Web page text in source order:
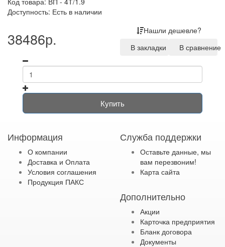
Доступность: Есть в наличии
38486р.
Нашли дешевле?
В закладки
В сравнение
Купить
Информация
О компании
Доставка и Оплата
Условия соглашения
Продукция ПАКС
Служба поддержки
Оставьте данные, мы
вам перезвоним!
Карта сайта
Дополнительно
Акции
Карточка предприятия
Бланк договора
Документы